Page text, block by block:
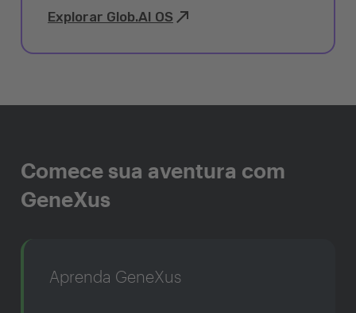
Explorar Glob.AI OS
Comece sua aventura com
GeneXus
Aprenda GeneXus